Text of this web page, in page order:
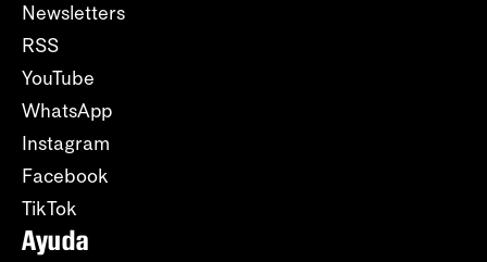
Newsletters
RSS
YouTube
WhatsApp
Instagram
Facebook
TikTok
Ayuda